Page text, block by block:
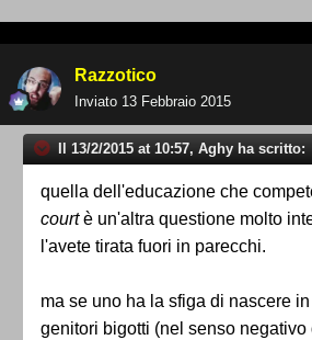
Razzotico
Inviato 13 Febbraio 2015
Il 13/2/2015 at 10:57, Aghy ha scritto:
quella dell'educazione che
courtè un'altra questione molto
l'avete tirata fuori in parecchi.
ma se uno ha la sfiga di nascere
genitori bigotti (nel senso negativo